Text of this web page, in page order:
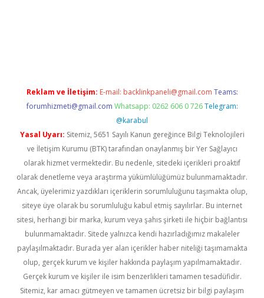
Reklam ve İletişim: E-mail: backlinkpaneli@gmail.com Teams:
forumhizmeti@gmail.com Whatsapp: 0262 606 0 726 Telegram:
@karabul
Yasal Uyarı: Sitemiz, 5651 Sayılı Kanun gereğince Bilgi Teknolojileri
ve İletişim Kurumu (BTK) tarafından onaylanmış bir Yer Sağlayıcı
olarak hizmet vermektedir. Bu nedenle, sitedeki içerikleri proaktif
olarak denetleme veya araştırma yükümlülüğümüz bulunmamaktadır.
Ancak, üyelerimiz yazdıkları içeriklerin sorumluluğunu taşımakta olup,
siteye üye olarak bu sorumluluğu kabul etmiş sayılırlar. Bu internet
sitesi, herhangi bir marka, kurum veya şahıs şirketi ile hiçbir bağlantısı
bulunmamaktadır. Sitede yalnızca kendi hazırladığımız makaleler
paylaşılmaktadır. Burada yer alan içerikler haber niteliği taşımamakta
olup, gerçek kurum ve kişiler hakkında paylaşım yapılmamaktadır.
Gerçek kurum ve kişiler ile isim benzerlikleri tamamen tesadüfidir.
Sitemiz, kar amacı gütmeyen ve tamamen ücretsiz bir bilgi paylaşım